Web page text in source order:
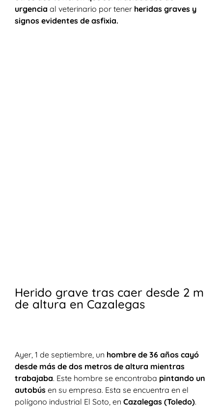
urgencia al veterinario por tener heridas graves y
signos evidentes de asfixia.
Herido grave tras caer desde 2 m
de altura en Cazalegas
Ayer, 1 de septiembre, un hombre de 36 años cayó
desde más de dos metros de altura mientras
trabajaba. Este hombre se encontraba pintando un
autobús en su empresa. Esta se encuentra en el
polígono industrial El Soto, en Cazalegas (Toledo).